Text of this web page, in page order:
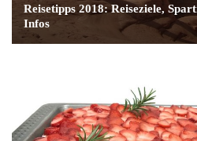
Reisetipps 2018: Reiseziele,
Infos